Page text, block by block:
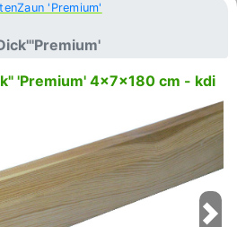
'Premium'
'Premium' 4x7x180 cm - kdi
Next